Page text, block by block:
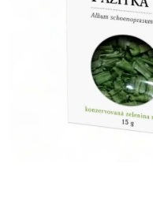
ZDRAVÉ PEČENÍ
DÁRKOVÉ POUKAZY
TÉMATICKÉ PRODUKTY